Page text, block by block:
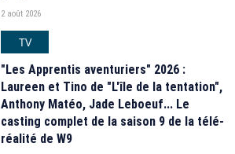
2 août 2026
TV
"Les Apprentis aventuriers" 2026 :
Laureen et Tino de "L'île de la tentation",
Anthony Matéo, Jade Leboeuf... Le
casting complet de la saison 9 de la télé-
réalité de W9